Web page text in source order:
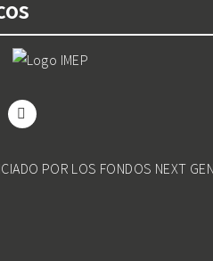
POR LOS FONDOS NEXT